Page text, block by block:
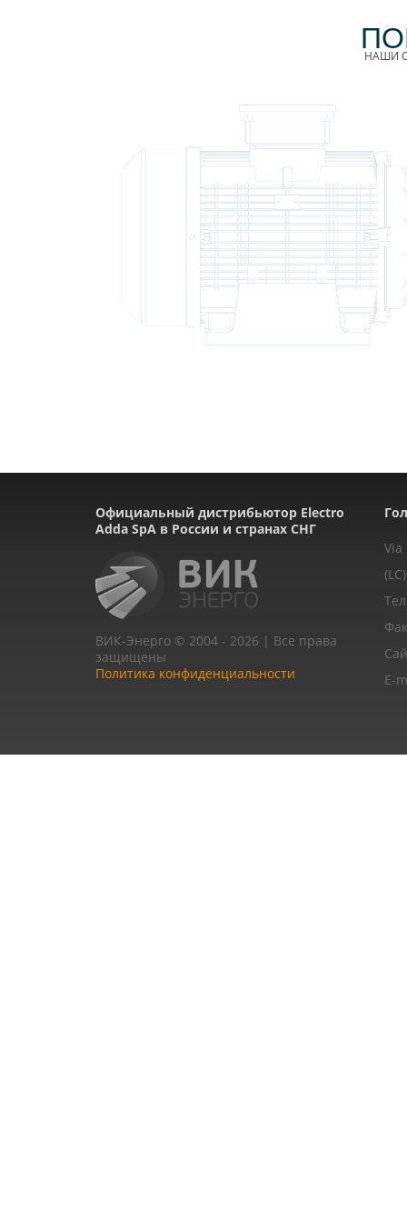
НАШИ
Официальный дистрибьютор Electro
Adda SpA в России и странах СНГ
ВИК-Энерго © 2004 - 2026 | Все права
защищены
Политика конфиденциальности
Via
E-